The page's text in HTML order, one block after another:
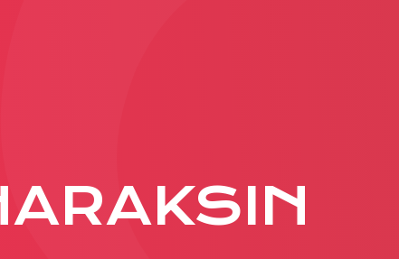
formátoch
Obchodné podmienky